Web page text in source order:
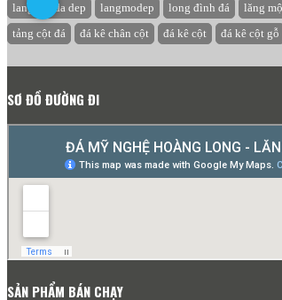
lang mo da dep
langmodep long đình đá lăng
tảng cột đá
đá kê chân cột đá kê cột đá kê cột gỗ
SƠ ĐỒ ĐƯỜNG ĐI
SẢN PHẨM BÁN CHẠY